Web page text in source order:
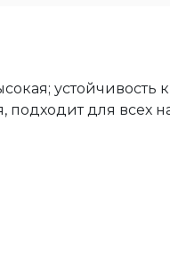
устойчивость к
подходит для всех